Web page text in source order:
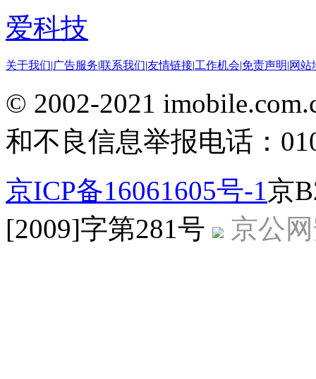
爱科技
关于我们|广告服务|联系我们|友情链接|工作机会|免责声明|网站
© 2002-2021
和不良信息举报电话：
京ICP备16061605号-1 京
[2009]字第281号
京公